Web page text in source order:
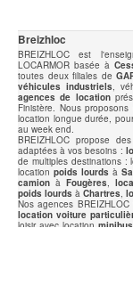
Breizhloc
BREIZHLOC est
LOCARMOR basée à
toutes deux filiales de
véhicules industriels,
agences de location
Finistère. Nous
location longue durée,
au week end.
BREIZHLOC propose
adaptées à vos besoins :
de multiples destinations :
location poids lourds à
camion à Fougères,
poids lourds à Chartres,
Nos agences
location voiture
loisir avec location